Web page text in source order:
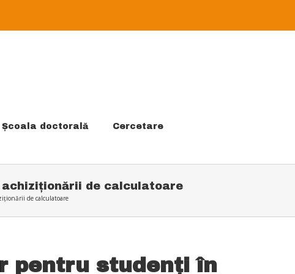
Şcoala doctorală Cercetare
achiziționării de calculatoare
de calculatoare
pentru studenți în